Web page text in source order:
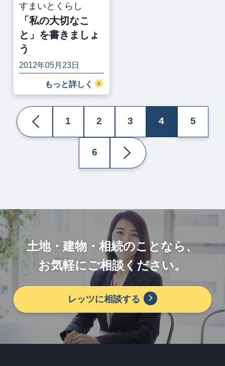
すまいとくらし
「私の大切なこ
と」を書きましょ
う
2012年05月23日
もっと詳しく
1 2 3 4 5
6
土地・建物・相続のことなら、
お気軽にご相談ください。
レッツに相談する